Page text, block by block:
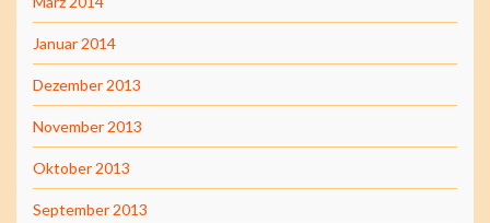
Januar 2014
Dezember 2013
November 2013
Oktober 2013
September 2013